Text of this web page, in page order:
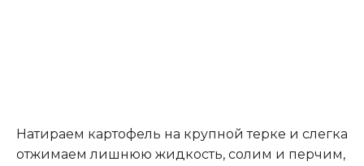
Натираем картофель на крупной терке и слегка
отжимаем лишнюю жидкость, солим и перчим,